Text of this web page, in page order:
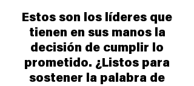
Estos son los líderes que
tienen en sus manos la
decisión de cumplir lo
prometido. ¿Listos para
sostener la palabra de